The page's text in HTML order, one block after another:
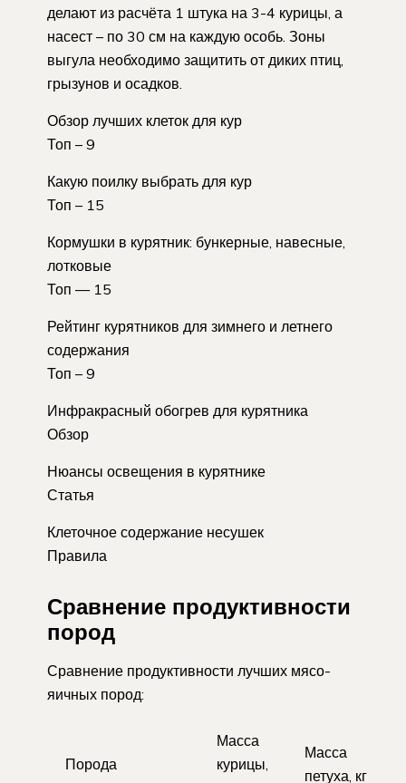
делают из расчёта 1 штука на 3-4 курицы, а
насест – по 30 см на каждую особь. Зоны
выгула необходимо защитить от диких птиц,
грызунов и осадков.
Обзор лучших клеток для кур
Топ – 9
Какую поилку выбрать для кур
Топ – 15
Кормушки в курятник: бункерные, навесные,
лотковые
Топ — 15
Рейтинг курятников для зимнего и летнего
содержания
Топ – 9
Инфракрасный обогрев для курятника
Обзор
Нюансы освещения в курятнике
Статья
Клеточное содержание несушек
Правила
Сравнение продуктивности
пород
Сравнение продуктивности лучших мясо-
яичных пород:
Порода
Масса
курицы,
Масса
петуха, кг